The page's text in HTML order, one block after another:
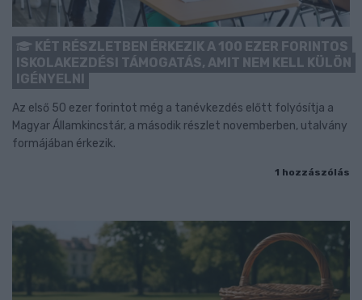
KÉT RÉSZLETBEN ÉRKEZIK A 100 EZER FORINTOS
ISKOLAKEZDÉSI TÁMOGATÁS, AMIT NEM KELL KÜLÖN
IGÉNYELNI
Az első 50 ezer forintot még a tanévkezdés előtt folyósítja a
Magyar Államkincstár, a második részlet novemberben, utalvány
formájában érkezik.
1 hozzászólás